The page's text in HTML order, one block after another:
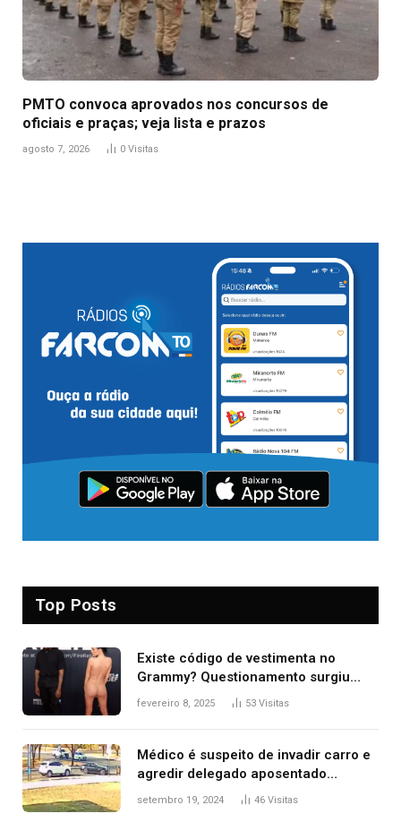
PMTO convoca aprovados nos concursos de
oficiais e praças; veja lista e prazos
agosto 7, 2026 0 Visitas
Top Posts
Existe código de vestimenta no
Grammy? Questionamento surgiu
após Bianca Censori, mulher de
fevereiro 8, 2025 53 Visitas
Médico é suspeito de invadir carro e
agredir delegado aposentado
durante confusão no trânsito
setembro 19, 2024 46 Visitas